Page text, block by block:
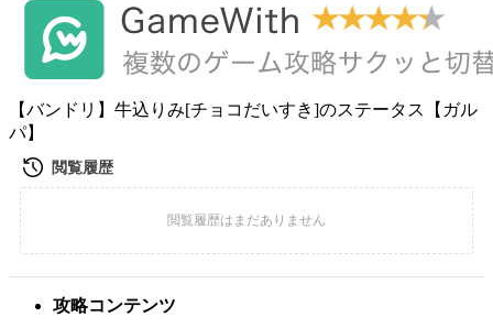
【バンドリ】牛込りみ[チョコだいすき]のステータス【ガル
パ】
攻略コンテンツ